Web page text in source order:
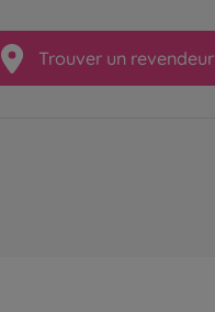
Trouver un revendeur